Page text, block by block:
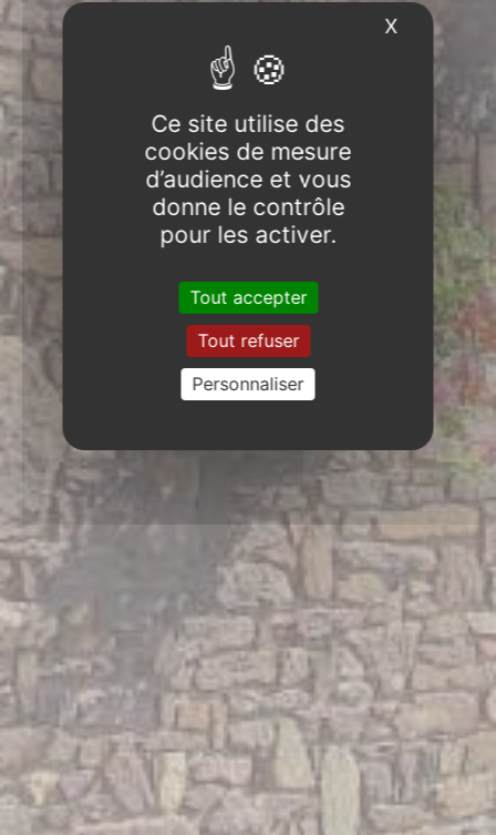
Ce site utilise des
cookies de mesure
d’audience et vous
donne le contrôle
pour les activer.
Tout accepter
Tout refuser
Personnaliser
X Masquer